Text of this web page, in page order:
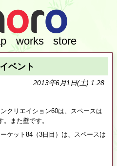
works store
ベント
2013年6月1日(土) 1:28
クリエイション60は、スペースは
。また壁です。
ケット84（3日目）は、スペースは